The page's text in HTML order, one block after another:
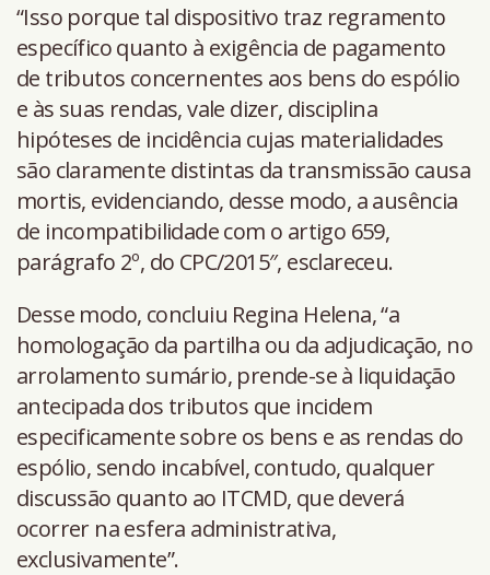
“Isso porque tal dispositivo traz regramento
específico quanto à exigência de pagamento
de tributos concernentes aos bens do espólio
e às suas rendas, vale dizer, disciplina
hipóteses de incidência cujas materialidades
são claramente distintas da transmissão causa
mortis, evidenciando, desse modo, a ausência
de incompatibilidade com o artigo 659,
parágrafo 2º, do CPC/2015″, esclareceu.
Desse modo, concluiu Regina Helena, “a
homologação da partilha ou da adjudicação, no
arrolamento sumário, prende-se à liquidação
antecipada dos tributos que incidem
especificamente sobre os bens e as rendas do
espólio, sendo incabível, contudo, qualquer
discussão quanto ao ITCMD, que deverá
ocorrer na esfera administrativa,
exclusivamente”.